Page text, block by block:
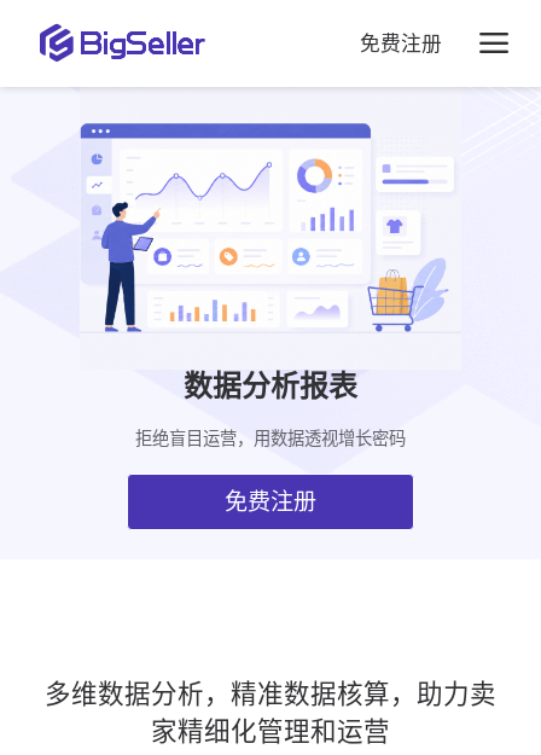
免费注册
数据分析报表
拒绝盲目运营，用数据透视增长密码
免费注册
多维数据分析，精准数据核算，助力卖
家精细化管理和运营